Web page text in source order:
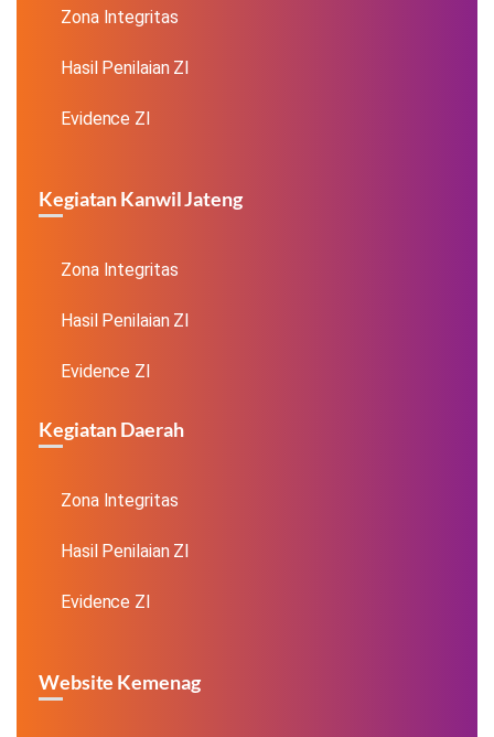
Zona Integritas
Hasil Penilaian ZI
Evidence ZI
Kegiatan Kanwil Jateng
Zona Integritas
Hasil Penilaian ZI
Evidence ZI
Kegiatan Daerah
Zona Integritas
Hasil Penilaian ZI
Evidence ZI
Website Kemenag